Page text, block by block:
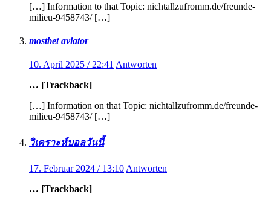
[…] Information to that Topic: nichtallzufromm.de/freunde-
milieu-9458743/ […]
mostbet aviator
10. April 2025 / 22:41 Antworten
… [Trackback]
[…] Information on that Topic: nichtallzufromm.de/freunde-
milieu-9458743/ […]
วิเคราะห์บอลวันนี้
17. Februar 2024 / 13:10 Antworten
… [Trackback]